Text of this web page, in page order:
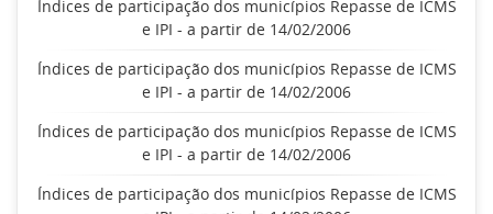
Índices de participação dos municípios Repasse de ICMS
e IPI - a partir de 14/02/2006
Índices de participação dos municípios Repasse de ICMS
e IPI - a partir de 14/02/2006
Índices de participação dos municípios Repasse de ICMS
e IPI - a partir de 14/02/2006
Índices de participação dos municípios Repasse de ICMS